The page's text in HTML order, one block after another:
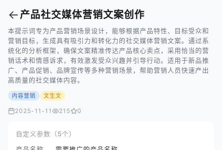
← 产品社交媒体营销文案创作
本提示词专为产品营销场景设计，能够根据产品特性、目标受众和
营销目标，生成具有吸引力和转化力的社交媒体营销文案。通过系
统化的分析框架，确保文案精准传达产品核心卖点，采用恰当的营
销话术和情感诉求，有效激发受众兴趣并引导行动。适用于新品推
广、产品促销、品牌宣传等多种营销场景，帮助营销人员快速产出
高质量的社交媒体内容。
内容营销 文生文
2025-11-11 215 0
自定义参数（5个）